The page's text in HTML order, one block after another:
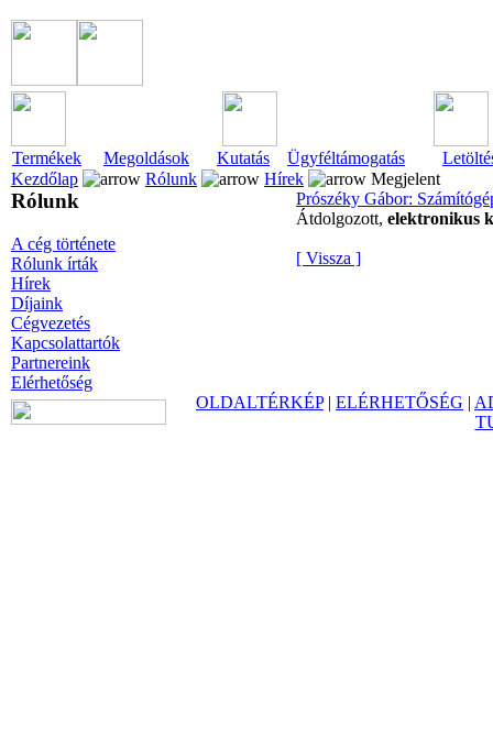
Termékek Megoldások Kutatás Ügyféltámogatás
Kezdőlap
Rólunk Hírek Megjelent
Rólunk
A cég története
Rólunk írták
Hírek
Díjaink
Cégvezetés
Kapcsolattartók
Partnereink
Elérhetőség
Prószéky Gábor:
Átdolgozott, elektronikus
[ Vissza ]
OLDALTÉRKÉP| ELÉRHETŐSÉG |